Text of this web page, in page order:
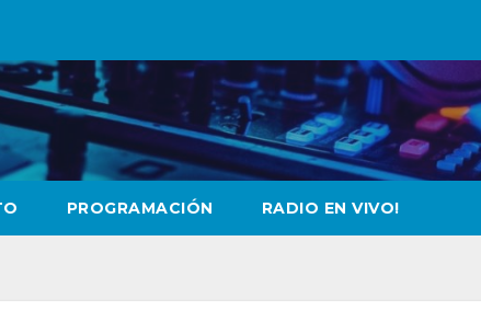
PROGRAMACIÓN RADIO EN VIVO!